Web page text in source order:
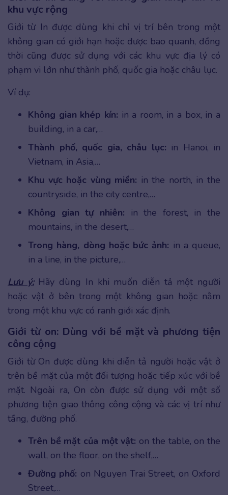
khu vực rộng
Giới từ In được dùng khi chỉ vị trí bên trong một
không gian có giới hạn hoặc được bao quanh, đồng
thời cũng được sử dụng với các khu vực địa lý có
phạm vi lớn như thành phố, quốc gia hoặc châu lục.
Ví dụ:
Không gian khép kín: in a room, in a box, in a
building, in a car,…
Thành phố, quốc gia, châu lục: in Hanoi, in
Vietnam, in Asia,…
Khu vực hoặc vùng miền: in the north, in the
countryside, in the city centre,…
Không gian tự nhiên: in the forest, in the
mountains, in the desert,…
Trong hàng, dòng hoặc bức ảnh: in a queue,
in a line, in the picture,…
Lưu ý:Hãy dùng In khi muốn diễn tả một người
hoặc vật ở bên trong một không gian hoặc nằm
trong một khu vực có ranh giới xác định.
Giới từ on: Dùng với bề mặt và phương tiện
công cộng
Giới từ On được dùng khi diễn tả người hoặc vật ở
trên bề mặt của một đối tượng hoặc tiếp xúc với bề
mặt. Ngoài ra, On còn được sử dụng với một số
phương tiện giao thông công cộng và các vị trí như
tầng, đường phố.
Trên bề mặt của một vật: on the table, on the
wall, on the floor, on the shelf,…
Đường phố: on Nguyen Trai Street, on Oxford
Street,…